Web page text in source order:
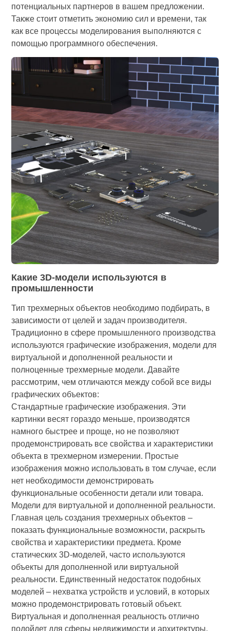
потенциальных партнеров в вашем предложении.
Также стоит отметить экономию сил и времени, так
как все процессы моделирования выполняются с
помощью программного обеспечения.
Какие 3D-модели используются в
промышленности
Тип трехмерных объектов необходимо подбирать, в
зависимости от целей и задач производителя.
Традиционно в сфере промышленного производства
используются графические изображения, модели для
виртуальной и дополненной реальности и
полноценные трехмерные модели. Давайте
рассмотрим, чем отличаются между собой все виды
графических объектов:
Стандартные графические изображения. Эти
картинки весят гораздо меньше, производятся
намного быстрее и проще, но не позволяют
продемонстрировать все свойства и характеристики
объекта в трехмерном измерении. Простые
изображения можно использовать в том случае, если
нет необходимости демонстрировать
функциональные особенности детали или товара.
Модели для виртуальной и дополненной реальности.
Главная цель создания трехмерных объектов –
показать функциональные возможности, раскрыть
свойства и характеристики предмета. Кроме
статических 3D-моделей, часто используются
объекты для дополненной или виртуальной
реальности. Единственный недостаток подобных
моделей – нехватка устройств и условий, в которых
можно продемонстрировать готовый объект.
Виртуальная и дополненная реальность отлично
подойдет для сферы недвижимости и архитектуры,